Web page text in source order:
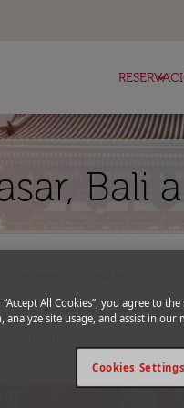
keyboard_arrow_down
Bali
“Accept All Cookies”, you agree to
analyze site usage, and assist in our
Cookies Settings